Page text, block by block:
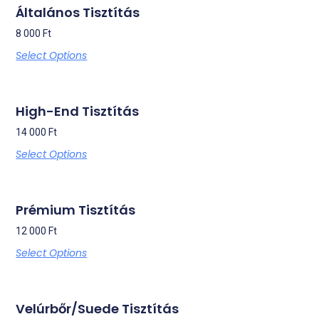
Általános Tisztítás
8 000 Ft
Select Options
High-End Tisztítás
14 000 Ft
Select Options
Prémium Tisztítás
12 000 Ft
Select Options
Velúrbőr/Suede Tisztítás